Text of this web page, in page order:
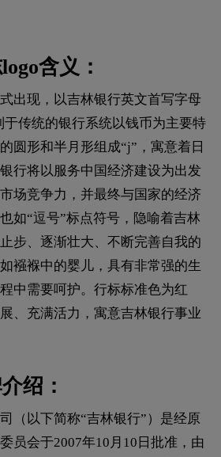
含义：
出现，以吉林银行英文首写字母
于传统的银行系统以钱币为主要特
圆形和半月形组成“j”，寓意着日
行将以服务中国经济建设为出发
场竞争力，并最终与国家的经济
如“逗号”标点符号，隐喻着吉林
步、逐渐壮大、不断完善自我的
襁褓中的婴儿，具有非常强的生
中需要呵护。行标标准色为红
、充满活力，寓意吉林银行事业
绍：
（以下简称“吉林银行”）是经原
员会于2007年10月10日批准，由